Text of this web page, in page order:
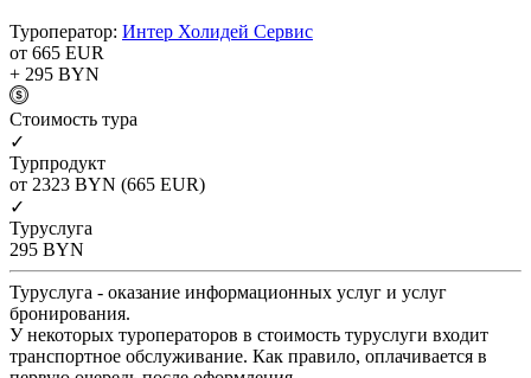
Туроператор: Интер Холидей Сервис
от 665 EUR
+ 295 BYN
Cтоимость тура
✓
Турпродукт
от 2323 BYN (665 EUR)
✓
Туруслуга
295 BYN
Туруслуга - оказание информационных услуг и услуг
бронирования.
У некоторых туроператоров в стоимость туруслуги входит
транспортное обслуживание. Как правило, оплачивается в